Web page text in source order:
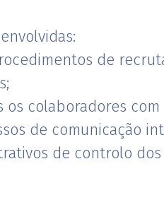
de
colaboradores
de comunicação
de controlo